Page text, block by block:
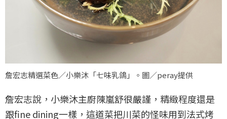
詹宏志精選菜色／小樂沐「七味乳鴿」。圖／peray提供
詹宏志說，小樂沐主廚陳嵐舒很嚴謹，精緻程度還是
跟fine dining一樣，這道菜把川菜的怪味用到法式烤